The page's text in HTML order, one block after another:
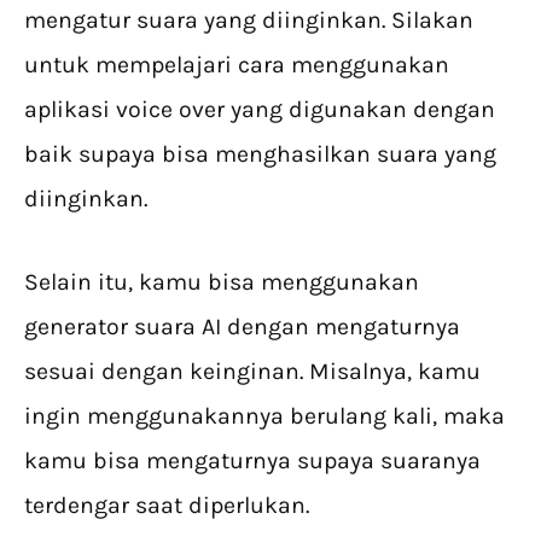
mengatur suara yang diinginkan. Silakan
untuk mempelajari cara menggunakan
aplikasi voice over yang digunakan dengan
baik supaya bisa menghasilkan suara yang
diinginkan.
Selain itu, kamu bisa menggunakan
generator suara AI dengan mengaturnya
sesuai dengan keinginan. Misalnya, kamu
ingin menggunakannya berulang kali, maka
kamu bisa mengaturnya supaya suaranya
terdengar saat diperlukan.